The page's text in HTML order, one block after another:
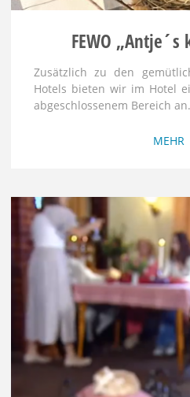
FEWO „Antje´s
Zusätzlich zu den
Hotels bieten wir im Hotel
abgeschlossenem Bereich
MEHR